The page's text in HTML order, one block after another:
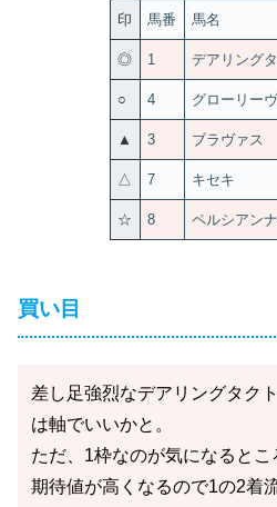
印 馬番 馬名
◎ 1 デアリング
○ 4 グローリー
▲ 3 ブラヴァス
△ 7 キセキ
☆ 8 ペルシアン
買い目
差し足強烈なデアリングタク
は軸でいいかと。
ただ、1枠なのが気になるとこ
期待値が高くなるので1の2着